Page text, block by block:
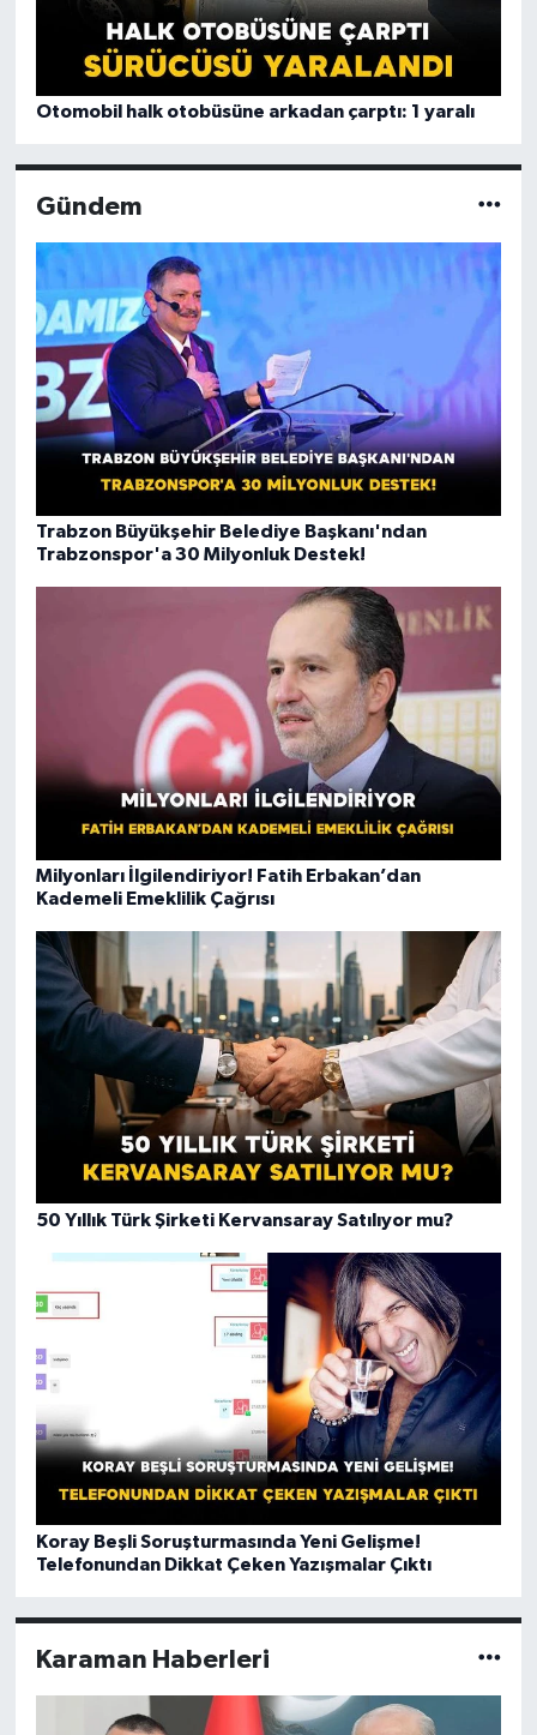
Otomobil halk otobüsüne arkadan çarptı: 1 yaralı
Gündem
Trabzon Büyükşehir Belediye Başkanı'ndan
Trabzonspor'a 30 Milyonluk Destek!
Milyonları İlgilendiriyor! Fatih Erbakan’dan
Kademeli Emeklilik Çağrısı
50 Yıllık Türk Şirketi Kervansaray Satılıyor mu?
Koray Beşli Soruşturmasında Yeni Gelişme!
Telefonundan Dikkat Çeken Yazışmalar Çıktı
Karaman Haberleri